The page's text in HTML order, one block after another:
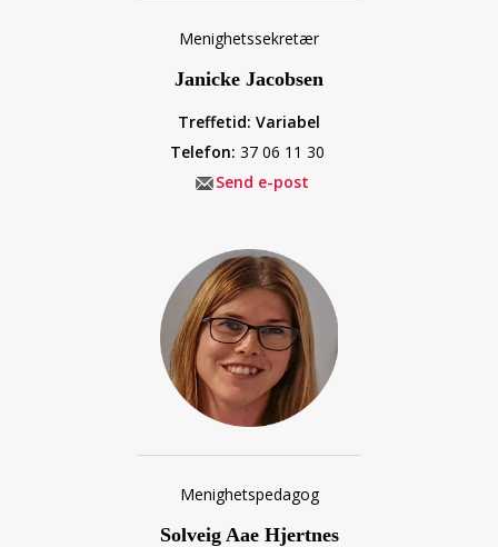
Menighetssekretær
Janicke Jacobsen
Treffetid: Variabel
Telefon: 37 06 11 30
Send e-post
Menighetspedagog
Solveig Aae Hjertnes